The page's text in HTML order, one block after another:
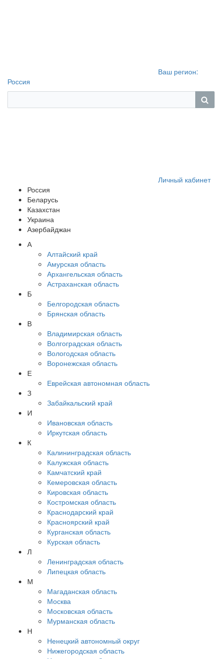
Ваш регион:
Россия
Личный кабинет
Россия
Беларусь
Казахстан
Украина
Азербайджан
А
Алтайский край
Амурская область
Архангельская область
Астраханская область
Б
Белгородская область
Брянская область
В
Владимирская область
Волгоградская область
Вологодская область
Воронежская область
Е
Еврейская автономная область
З
Забайкальский край
И
Ивановская область
Иркутская область
К
Калининградская область
Калужская область
Камчатский край
Кемеровская область
Кировская область
Костромская область
Краснодарский край
Красноярский край
Курганская область
Курская область
Л
Ленинградская область
Липецкая область
М
Магаданская область
Москва
Московская область
Мурманская область
Н
Ненецкий автономный округ
Нижегородская область